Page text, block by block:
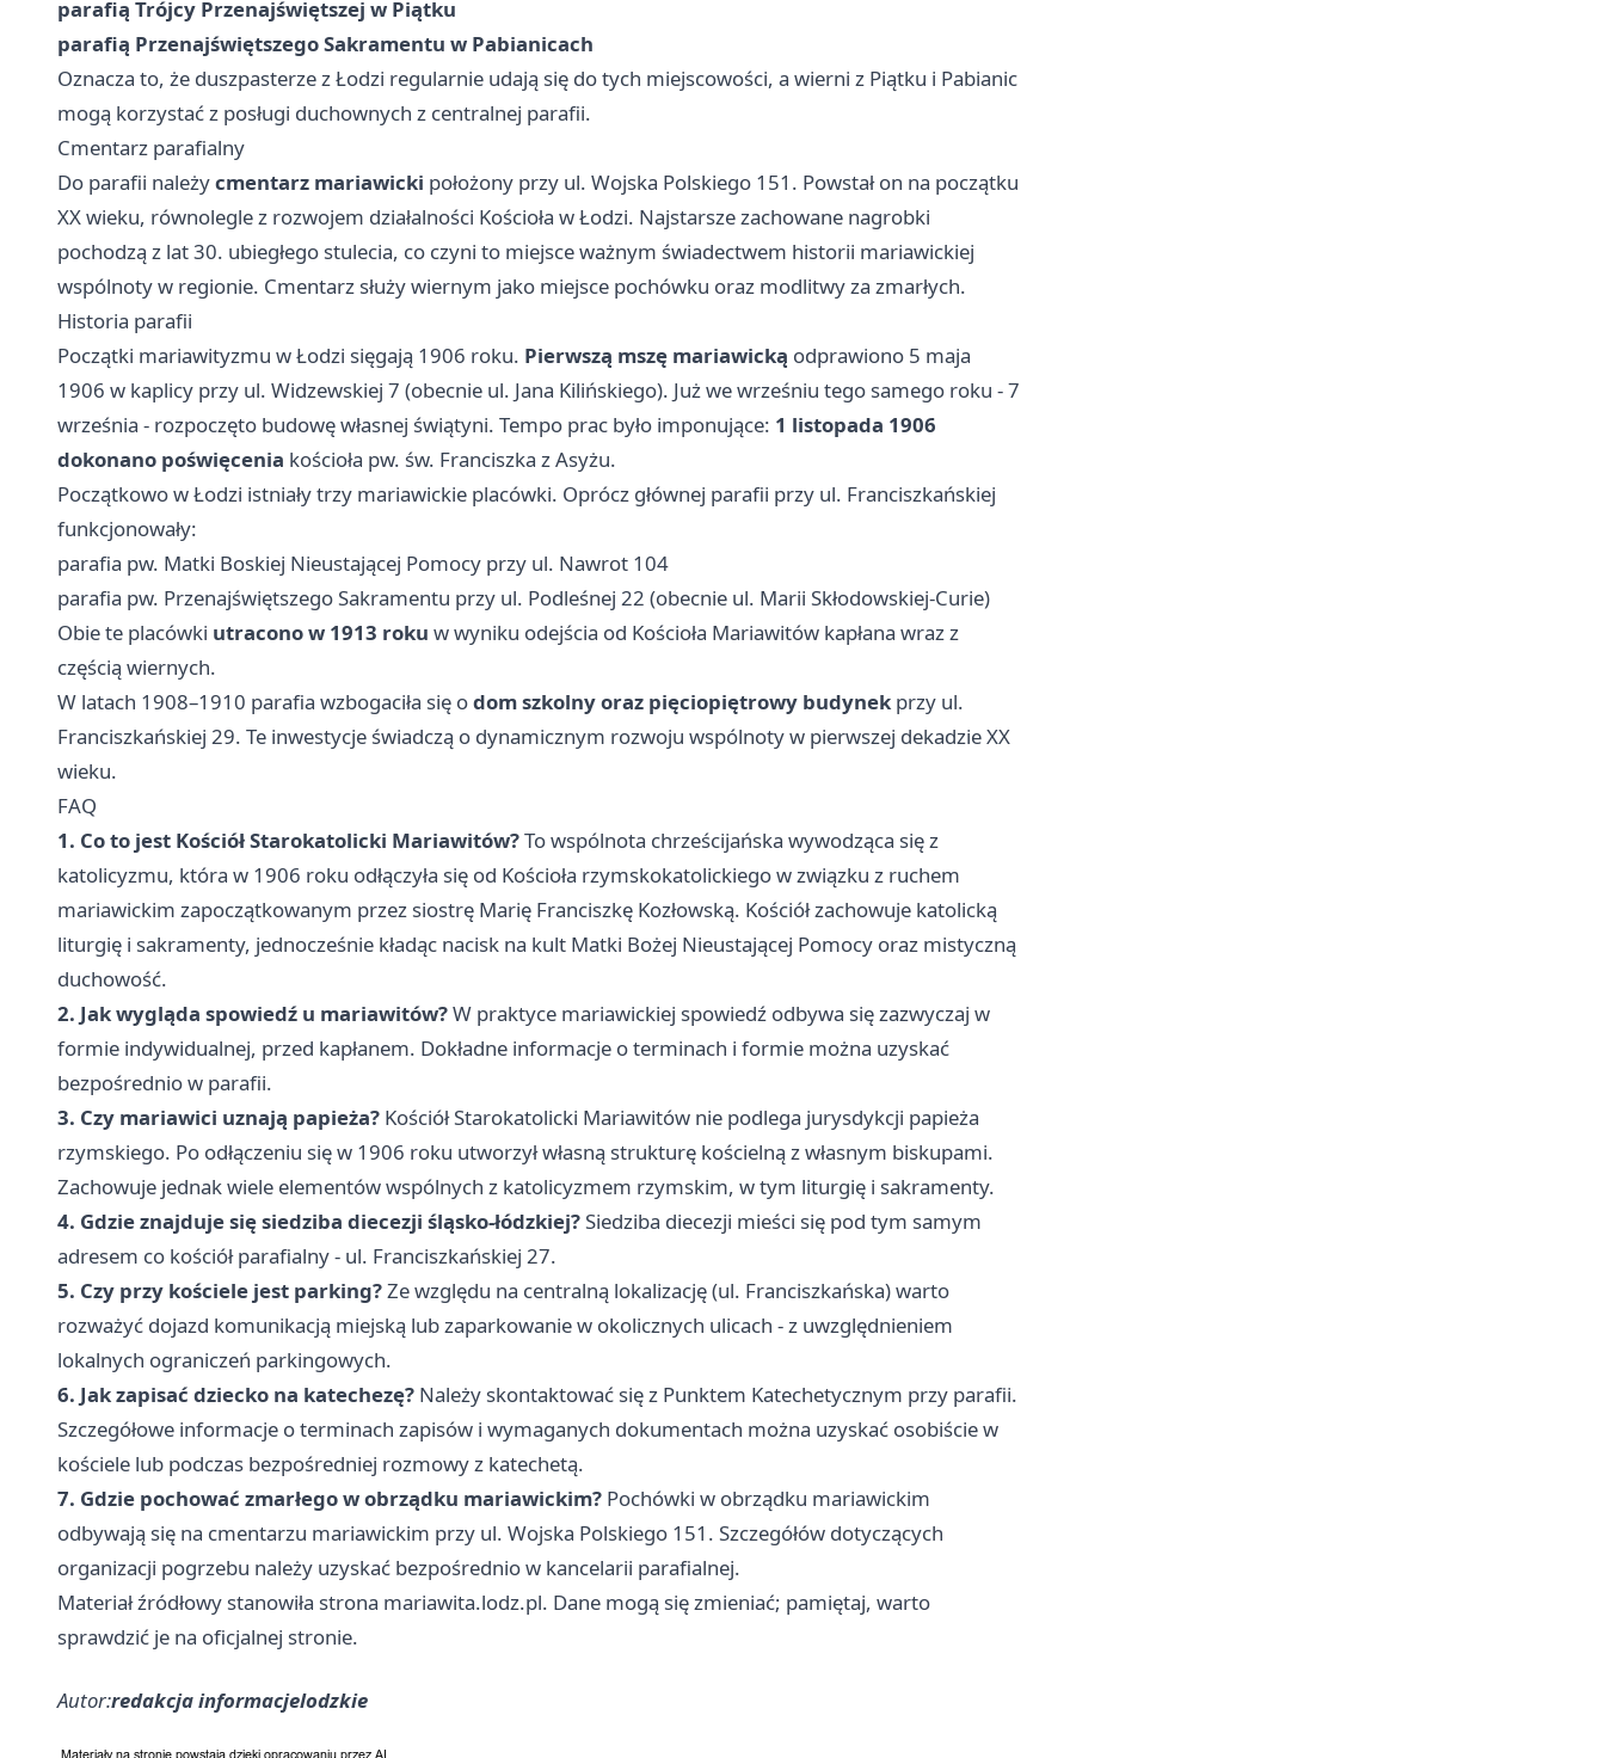
parafią Trójcy Przenajświętszej w Piątku
parafią Przenajświętszego Sakramentu w Pabianicach
Oznacza to, że duszpasterze z Łodzi regularnie udają się do tych miejscowości, a wierni z Piątku i Pabianic
mogą korzystać z posługi duchownych z centralnej parafii.
Cmentarz parafialny
Do parafii należycmentarz mariawicki położony przy ul. Wojska Polskiego 151. Powstał on na początku
XX wieku, równolegle z rozwojem działalności Kościoła w Łodzi. Najstarsze zachowane nagrobki
pochodzą z lat 30. ubiegłego stulecia, co czyni to miejsce ważnym świadectwem historii mariawickiej
wspólnoty w regionie. Cmentarz służy wiernym jako miejsce pochówku oraz modlitwy za zmarłych.
Historia parafii
Początki mariawityzmu w Łodzi sięgają 1906 roku. Pierwszą mszę mariawicką odprawiono 5 maja
1906 w kaplicy przy ul. Widzewskiej 7 (obecnie ul. Jana Kilińskiego). Już we wrześniu tego samego roku - 7
września - rozpoczęto budowę własnej świątyni. Tempo prac było imponujące: 1 listopada 1906
dokonano poświęcenia kościoła pw. św. Franciszka z Asyżu.
Początkowo w Łodzi istniały trzy mariawickie placówki. Oprócz głównej parafii przy ul. Franciszkańskiej
funkcjonowały:
parafia pw. Matki Boskiej Nieustającej Pomocy przy ul. Nawrot 104
parafia pw. Przenajświętszego Sakramentu przy ul. Podleśnej 22 (obecnie ul. Marii Skłodowskiej-Curie)
Obie te placówki utracono w 1913 roku w wyniku odejścia od Kościoła Mariawitów kapłana wraz z
częścią wiernych.
W latach 1908–1910 parafia wzbogaciła się odom szkolny oraz pięciopiętrowy budynek przy ul.
Franciszkańskiej 29. Te inwestycje świadczą o dynamicznym rozwoju wspólnoty w pierwszej dekadzie XX
wieku.
FAQ
1. Co to jest Kościół Starokatolicki Mariawitów?To wspólnota chrześcijańska wywodząca się z
katolicyzmu, która w 1906 roku odłączyła się od Kościoła rzymskokatolickiego w związku z ruchem
mariawickim zapoczątkowanym przez siostrę Marię Franciszkę Kozłowską. Kościół zachowuje katolicką
liturgię i sakramenty, jednocześnie kładąc nacisk na kult Matki Bożej Nieustającej Pomocy oraz mistyczną
duchowość.
2. Jak wygląda spowiedź u mariawitów?W praktyce mariawickiej spowiedź odbywa się zazwyczaj w
formie indywidualnej, przed kapłanem. Dokładne informacje o terminach i formie można uzyskać
bezpośrednio w parafii.
3. Czy mariawici uznają papieża? Kościół Starokatolicki Mariawitów nie podlega jurysdykcji papieża
rzymskiego. Po odłączeniu się w 1906 roku utworzył własną strukturę kościelną z własnym biskupami.
Zachowuje jednak wiele elementów wspólnych z katolicyzmem rzymskim, w tym liturgię i sakramenty.
4. Gdzie znajduje się siedziba diecezji śląsko-łódzkiej?Siedziba diecezji mieści się pod tym samym
adresem co kościół parafialny - ul. Franciszkańskiej 27.
5. Czy przy kościele jest parking?Ze względu na centralną lokalizację (ul. Franciszkańska) warto
rozważyć dojazd komunikacją miejską lub zaparkowanie w okolicznych ulicach - z uwzględnieniem
lokalnych ograniczeń parkingowych.
6. Jak zapisać dziecko na katechezę? Należy skontaktować się z Punktem Katechetycznym przy parafii.
Szczegółowe informacje o terminach zapisów i wymaganych dokumentach można uzyskać osobiście w
kościele lub podczas bezpośredniej rozmowy z katechetą.
7. Gdzie pochować zmarłego w obrządku mariawickim? Pochówki w obrządku mariawickim
odbywają się na cmentarzu mariawickim przy ul. Wojska Polskiego 151. Szczegółów dotyczących
organizacji pogrzebu należy uzyskać bezpośrednio w kancelarii parafialnej.
Materiał źródłowy stanowiła strona mariawita.lodz.pl. Dane mogą się zmieniać; pamiętaj, warto
sprawdzić je na oficjalnej stronie.
Autor:redakcja informacjelodzkie